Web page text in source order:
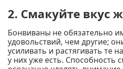
2. Смакуйте вкус
Бонвиваны не обязательно
удовольствий, чем другие;
усиливать и растягивать те
у них уже есть. Способность